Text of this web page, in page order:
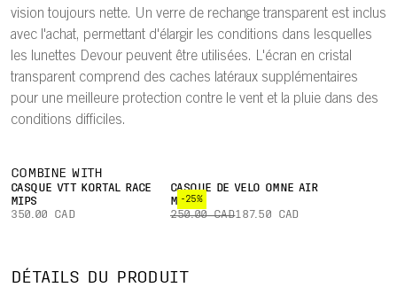
vision toujours nette. Un verre de rechange transparent est inclus
avec l'achat, permettant d'élargir les conditions dans lesquelles
les lunettes Devour peuvent être utilisées. L'écran en cristal
transparent comprend des caches latéraux supplémentaires
pour une meilleure protection contre le vent et la pluie dans des
conditions difficiles.
COMBINE WITH
CASQUE VTT KORTAL RACE
MIPS
350.00 CAD
-25%
CASQUE DE VÉLO OMNE AIR
MIPS
250.00 CAD187.50 CAD
DÉTAILS DU PRODUIT
BRANCHES
ET
ADHÉRENCE)
VISION
EXCEPTIONNEL